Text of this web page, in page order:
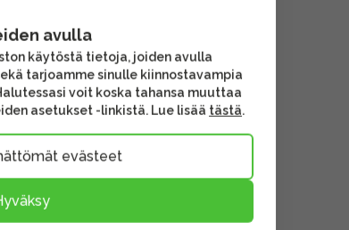
avulla
käytöstä tietoja, joiden avulla
tarjoamme sinulle kiinnostavampia
voit koska tahansa muuttaa
asetukset -linkistä. Lue lisää tästä.
evästeet